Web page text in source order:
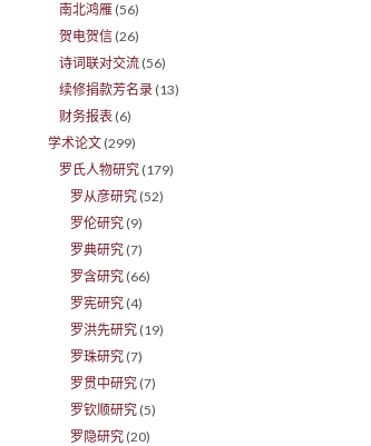
南北鸿雁 (56)
贺电贺信 (26)
诗词联对交流 (56)
续修捐款芳名录 (13)
财务报表 (6)
学术论文 (299)
罗氏人物研究 (179)
罗从彦研究 (52)
罗伦研究 (9)
罗典研究 (7)
罗含研究 (66)
罗宪研究 (4)
罗洪先研究 (19)
罗珠研究 (7)
罗贯中研究 (7)
罗钦顺研究 (5)
罗隐研究 (20)